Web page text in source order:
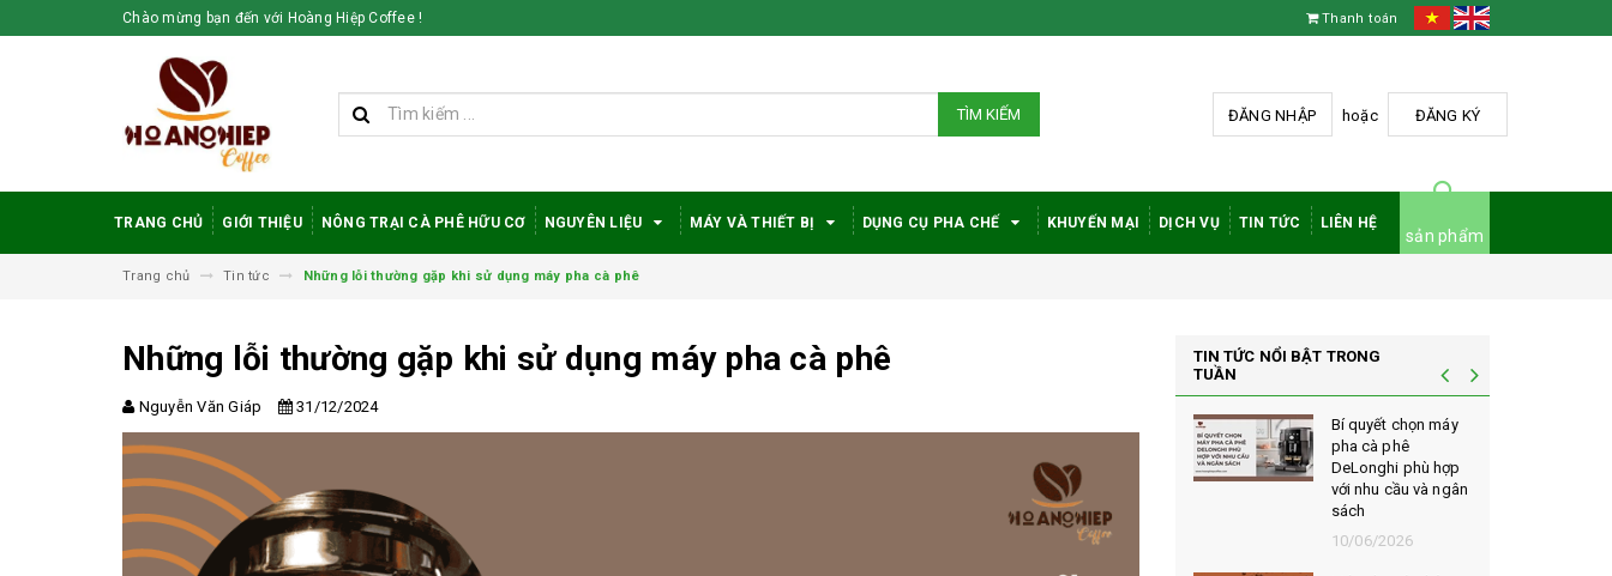
Chào mừng bạn đến với Hoàng Hiệp Coffee ! Thanh toán
TÌM KIẾM ĐĂNG NHẬP hoặc ĐĂNG KÝ
TRANG CHỦ GIỚI THIỆU NÔNG TRẠI CÀ PHÊ HỮU CƠ NGUYÊN LIỆU MÁY VÀ THIẾT BỊ DỤNG CỤ PHA CHẾ KHUYẾN MẠI DỊCH VỤ TIN TỨC LIÊN HỆ
sản phẩm
Trang chủ Tin tức Những lỗi thường gặp khi sử dụng máy pha cà phê
Những lỗi thường gặp khi sử dụng máy pha cà phê
Nguyễn Văn Giáp 31/12/2024
TIN TỨC NỔI BẬT TRONG
TUẦN
phê?
10/06/2026
được đánh giá cao
trong giới sành cà
phê?
10/06/2026
Bí quyết chọn máy
pha cà phê
DeLonghi phù hợp
với nhu cầu và ngân
sách
10/06/2026